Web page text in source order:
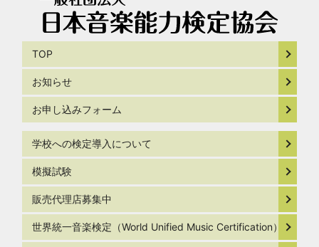
TOP
お知らせ
お申し込みフォーム
学校への検定導入について
模擬試験
販売代理店募集中
世界統一音楽検定（World Unified Music Certification）